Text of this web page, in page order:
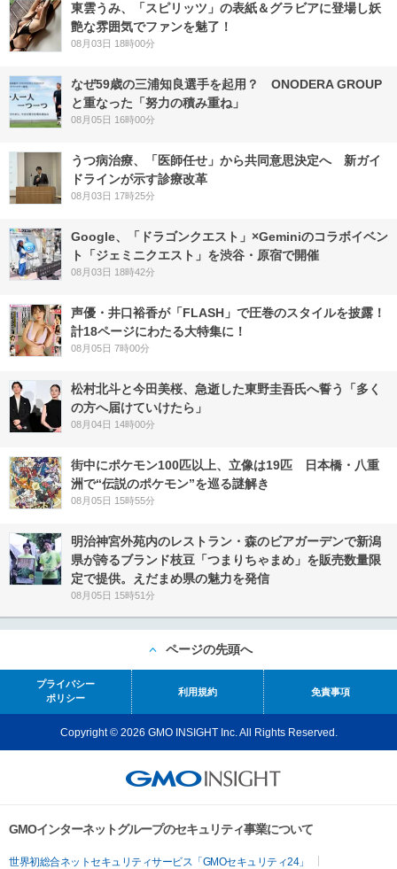
東雲うみ、「スピリッツ」の表紙＆グラビアに登場し妖
艶な雰囲気でファンを魅了！
08月03日 18時00分
なぜ59歳の三浦知良選手を起用？ ONODERA GROUP
と重なった「努力の積み重ね」
08月05日 16時00分
うつ病治療、「医師任せ」から共同意思決定へ 新ガイ
ドラインが示す診療改革
08月03日 17時25分
Google、「ドラゴンクエスト」×Geminiのコラボイベン
ト「ジェミニクエスト」を渋谷・原宿で開催
08月03日 18時42分
声優・井口裕香が「FLASH」で圧巻のスタイルを披露！
計18ページにわたる大特集に！
08月05日 7時00分
松村北斗と今田美桜、急逝した東野圭吾氏へ誓う「多く
の方へ届けていけたら」
08月04日 14時00分
街中にポケモン100匹以上、立像は19匹 日本橋・八重
洲で“伝説のポケモン”を巡る謎解き
08月05日 15時55分
明治神宮外苑内のレストラン・森のビアガーデンで新潟
県が誇るブランド枝豆「つまりちゃまめ」を販売数量限
定で提供。えだまめ県の魅力を発信
08月05日 15時51分
ページの先頭へ
プライバシー
ポリシー
利用規約 免責事項
Copyright © 2026 GMO INSIGHT Inc. All Rights Reserved.
GMOインターネットグループのセキュリティ事業について
世界初総合ネットセキュリティサービス「GMOセキュリティ24」